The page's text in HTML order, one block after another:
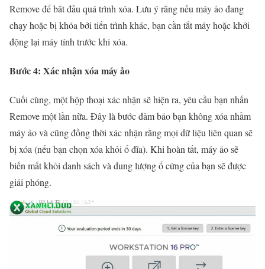
Remove để bắt đầu quá trình xóa. Lưu ý rằng nếu máy ảo đang
chạy hoặc bị khóa bởi tiến trình khác, bạn cần tắt máy hoặc khởi
động lại máy tính trước khi xóa.
Bước 4: Xác nhận xóa máy ảo
Cuối cùng, một hộp thoại xác nhận sẽ hiện ra, yêu cầu bạn nhấn
Remove một lần nữa. Đây là bước đảm bảo bạn không xóa nhầm
máy ảo và cũng đồng thời xác nhận rằng mọi dữ liệu liên quan sẽ
bị xóa (nếu bạn chọn xóa khỏi ổ đĩa). Khi hoàn tất, máy ảo sẽ
biến mất khỏi danh sách và dung lượng ổ cứng của bạn sẽ được
giải phóng.